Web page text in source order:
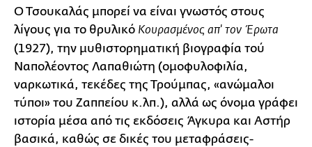
Ο Τσουκαλάς μπορεί να είναι γνωστός στους
λίγους για το θρυλικό Κουρασμένος απ' τον Έρωτα
(1927), την μυθιστορηματική βιογραφία τού
Ναπολέοντος Λαπαθιώτη (ομοφυλοφιλία,
ναρκωτικά, τεκέδες της Τρούμπας, «ανώμαλοι
τύποι» του Ζαππείου κ.λπ.), αλλά ως όνομα γράφει
ιστορία μέσα από τις εκδόσεις Άγκυρα και Αστήρ
βασικά, καθώς σε δικές του μεταφράσεις-